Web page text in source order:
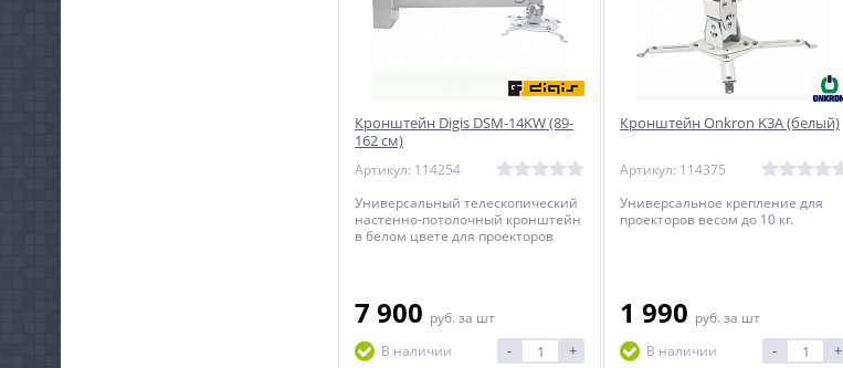
Кронштейн Digis DSM-14KW (89-
162 см)
Артикул: 114254
Универсальный телескопический
настенно-потолочный кронштейн
в белом цвете для проекторов
7 900 руб. за шт
В наличии
- +
Кронштейн Onkron K3A (белый)
Артикул: 114375
Универсальное крепление для
проекторов весом до 10 кг.
1 990 руб. за шт
В наличии
- +